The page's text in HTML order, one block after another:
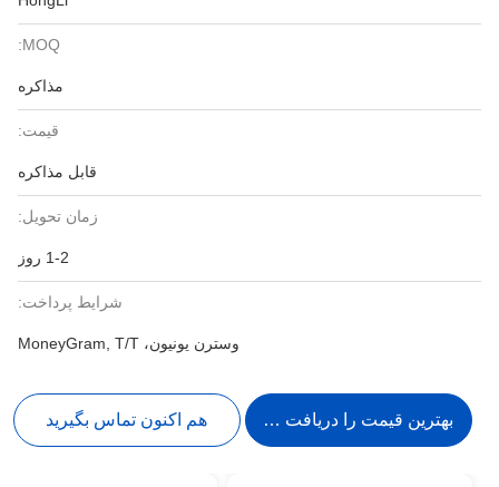
MOQ:
مذاکره
قیمت:
قابل مذاکره
زمان تحویل:
1-2 روز
شرایط پرداخت:
وسترن یونیون، MoneyGram, T/T
بهترین قیمت را دریافت کنید هم اکنون تماس بگیرید